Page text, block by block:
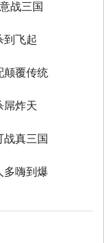
战三国
到飞起
颠覆传统
屌炸天
真三国
多嗨到爆